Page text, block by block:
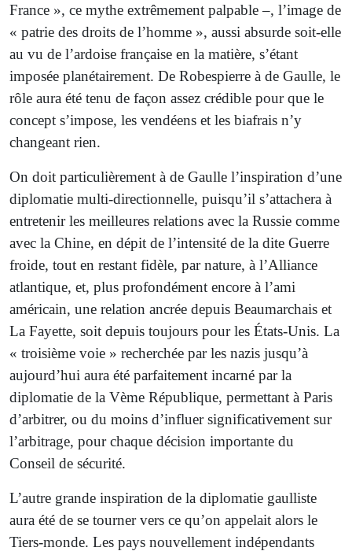
France », ce mythe extrêmement palpable –, l’image de
« patrie des droits de l’homme », aussi absurde soit-elle
au vu de l’ardoise française en la matière, s’étant
imposée planétairement. De Robespierre à de Gaulle, le
rôle aura été tenu de façon assez crédible pour que le
concept s’impose, les vendéens et les biafrais n’y
changeant rien.
On doit particulièrement à de Gaulle l’inspiration d’une
diplomatie multi-directionnelle, puisqu’il s’attachera à
entretenir les meilleures relations avec la Russie comme
avec la Chine, en dépit de l’intensité de la dite Guerre
froide, tout en restant fidèle, par nature, à l’Alliance
atlantique, et, plus profondément encore à l’ami
américain, une relation ancrée depuis Beaumarchais et
La Fayette, soit depuis toujours pour les États-Unis. La
« troisième voie » recherchée par les nazis jusqu’à
aujourd’hui aura été parfaitement incarné par la
diplomatie de la Vème République, permettant à Paris
d’arbitrer, ou du moins d’influer significativement sur
l’arbitrage, pour chaque décision importante du
Conseil de sécurité.
L’autre grande inspiration de la diplomatie gaulliste
aura été de se tourner vers ce qu’on appelait alors le
Tiers-monde. Les pays nouvellement indépendants